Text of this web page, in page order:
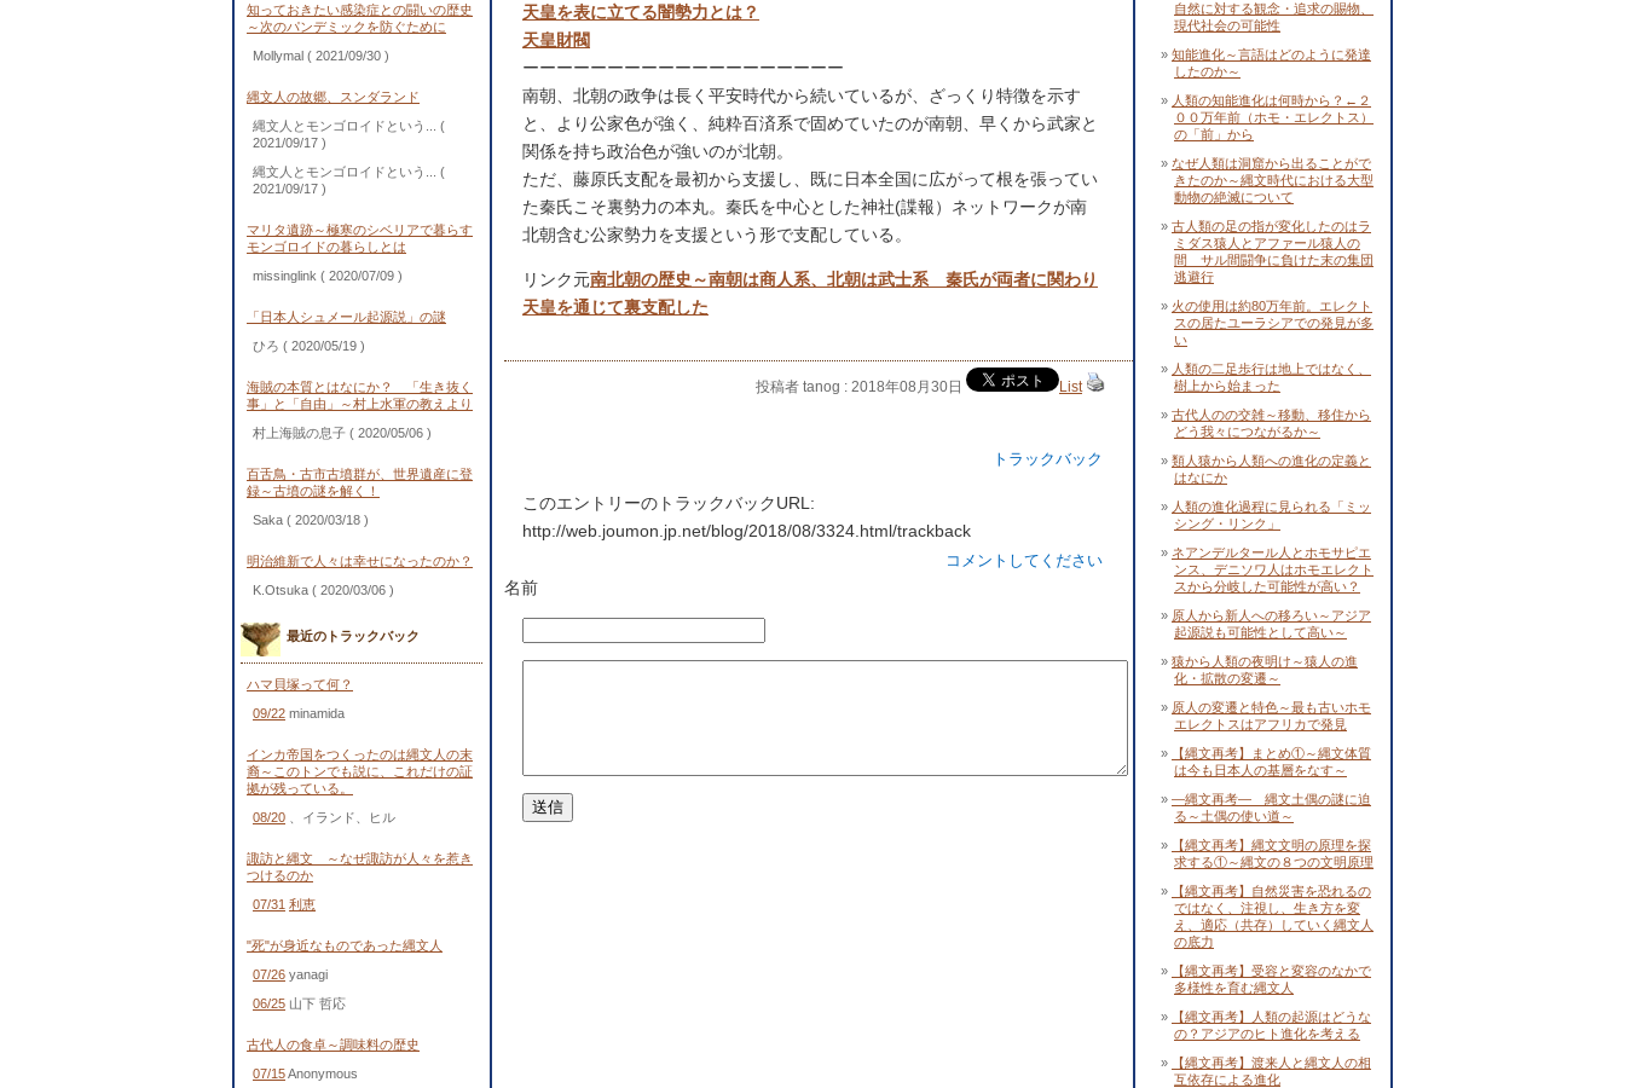
知っておきたい感染症との闘いの歴史
～次のパンデミックを防ぐために
Mollymal ( 2021/09/30 )
縄文人の故郷、スンダランド
縄文人とモンゴロイドという... (
2021/09/17 )
縄文人とモンゴロイドという... (
2021/09/17 )
マリタ遺跡～極寒のシベリアで暮らす
モンゴロイドの暮らしとは
missinglink ( 2020/07/09 )
「日本人シュメール起源説」の謎
ひろ ( 2020/05/19 )
海賊の本質とはなにか？ 「生き抜く
事」と「自由」～村上水軍の教えより
村上海賊の息子 ( 2020/05/06 )
百舌鳥・古市古墳群が、世界遺産に登
録～古墳の謎を解く！
Saka ( 2020/03/18 )
明治維新で人々は幸せになったのか？
K.Otsuka ( 2020/03/06 )
最近のトラックバック
ハマ貝塚って何？
09/22 minamida
インカ帝国をつくったのは縄文人の末
裔～このトンでも説に、これだけの証
拠が残っている。
08/20
、イランド、ヒル
諏訪と縄文 ～なぜ諏訪が人々を惹き
つけるのか
07/31 利恵
"死"が身近なものであった縄文人
07/26 yanagi
06/25 山下 哲応
古代人の食卓～調味料の歴史
07/15Anonymous
天皇を表に立てる闇勢力とは？
天皇財閥
ーーーーーーーーーーーーーーーーーーー
南朝、北朝の政争は長く平安時代から続いているが、ざっくり特徴を示す
と、より公家色が強く、純粋百済系で固めていたのが南朝、早くから武家と
関係を持ち政治色が強いのが北朝。
ただ、藤原氏支配を最初から支援し、既に日本全国に広がって根を張ってい
た秦氏こそ裏勢力の本丸。秦氏を中心とした神社(諜報）ネットワークが南
北朝含む公家勢力を支援という形で支配している。
リンク元南北朝の歴史～南朝は商人系、北朝は武士系 秦氏が両者に関わり
天皇を通じて裏支配した
投稿者 tanog : 2018年08月30日 List
トラックバック
このエントリーのトラックバックURL:
http://web.joumon.jp.net/blog/2018/08/3324.html/trackback
コメントしてください
名前
自然に対する観念・追求の賜物、
現代社会の可能性
知能進化～言語はどのように発達
したのか～
人類の知能進化は何時から？←２
００万年前（ホモ・エレクトス）
の「前」から
なぜ人類は洞窟から出ることがで
きたのか～縄文時代における大型
動物の絶滅について
古人類の足の指が変化したのはラ
ミダス猿人とアファール猿人の
間 サル間闘争に負けた末の集団
逃避行
火の使用は約80万年前。エレクト
スの居たユーラシアでの発見が多
い
人類の二足歩行は地上ではなく、
樹上から始まった
古代人のの交雑～移動、移住から
どう我々につながるか～
類人猿から人類への進化の定義と
はなにか
人類の進化過程に見られる「ミッ
シング・リンク」
ネアンデルタール人とホモサピエ
ンス、デニソワ人はホモエレクト
スから分岐した可能性が高い？
原人から新人への移ろい～アジア
起源説も可能性として高い～
猿から人類の夜明け～猿人の進
化・拡散の変遷～
原人の変遷と特色～最も古いホモ
エレクトスはアフリカで発見
【縄文再考】まとめ①～縄文体質
は今も日本人の基層をなす～
―縄文再考― 縄文土偶の謎に迫
る～土偶の使い道～
【縄文再考】縄文文明の原理を探
求する①～縄文の８つの文明原理
【縄文再考】自然災害を恐れるの
ではなく、注視し、生き方を変
え、適応（共存）していく縄文人
の底力
【縄文再考】受容と変容のなかで
多様性を育む縄文人
【縄文再考】人類の起源はどうな
の？アジアのヒト進化を考える
【縄文再考】渡来人と縄文人の相
互依存による進化